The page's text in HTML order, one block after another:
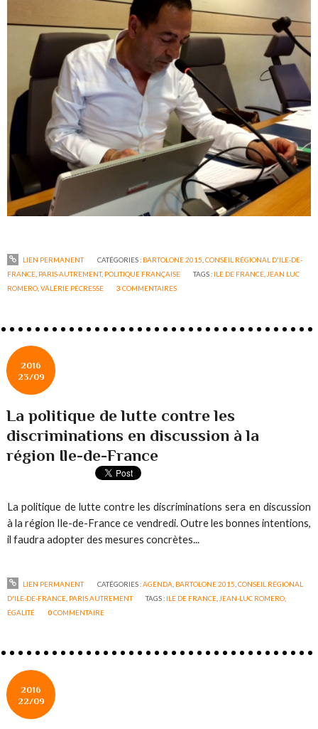
LIEN PERMANENT CATÉGORIES : BARTOLONE 2015 CONSEIL RÉGIONAL D'ILE-DE-
FRANCE PARIS AUTREMENT, POLITIQUE FRANÇAISE TAGS : ILE DE FRANCE JEAN LUC
ROMERO ,VALÉRIE PÉCRESSE 3 COMMENTAIRES
2016
23/09
La politique de lutte contre les
discriminations en discussion à la
région Ile-de-France
La politique de lutte contre les discriminations sera en discussion
à la région Ile-de-France ce vendredi. Outre les bonnes intentions,
il faudra adopter des mesures concrètes...
LIEN PERMANENT CATÉGORIES :AGENDA BARTOLONE 2015 CONSEIL RÉGIONAL
D'ILE-DE-FRANCE PARIS AUTREMENT TAGS : ILE DE FRANCE JEAN-LUC ROMERO
ÉGALITÉ
0COMMENTAIRE
2016
22/09